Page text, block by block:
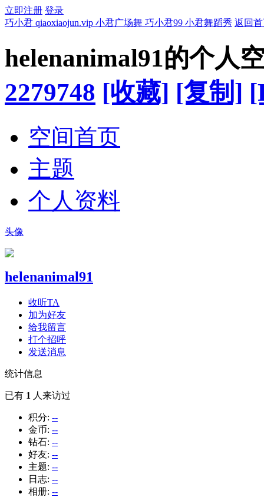
立即注册 登录
巧小君 qiaoxiaojun.vip 小君广场舞 巧小君99 小君舞蹈秀 返回
helenanimal91的个人
2279748 [收藏] [复制]
空间首页
主题
个人资料
头像
helenanimal91
收听TA
加为好友
给我留言
打个招呼
发送消息
统计信息
已有 1 人来访过
积分: --
金币: --
钻石: --
好友: --
主题: --
日志: --
相册: --